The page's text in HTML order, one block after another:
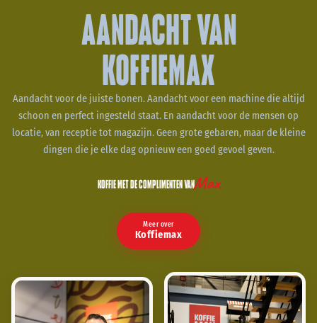
AANDACHT VAN
KOFFIEMAX
Aandacht voor de juiste bonen. Aandacht voor een machine die altijd
schoon en perfect ingesteld staat. En aandacht voor de mensen op
locatie, van receptie tot magazijn. Geen grote gebaren, maar de kleine
dingen die je elke dag opnieuw een goed gevoel geven.
KOFFIE MET DE COMPLIMENTEN VANMax
Meer over
Koffiemax